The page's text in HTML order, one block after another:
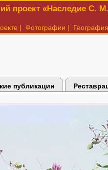
проект «Наследие С.
| Фотографии | География
публикации